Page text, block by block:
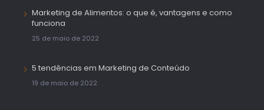
Marketing de Alimentos: o que é, vantagens e como
funciona
25 de maio de 2022
5 tendências em Marketing de Conteúdo
19 de maio de 2022